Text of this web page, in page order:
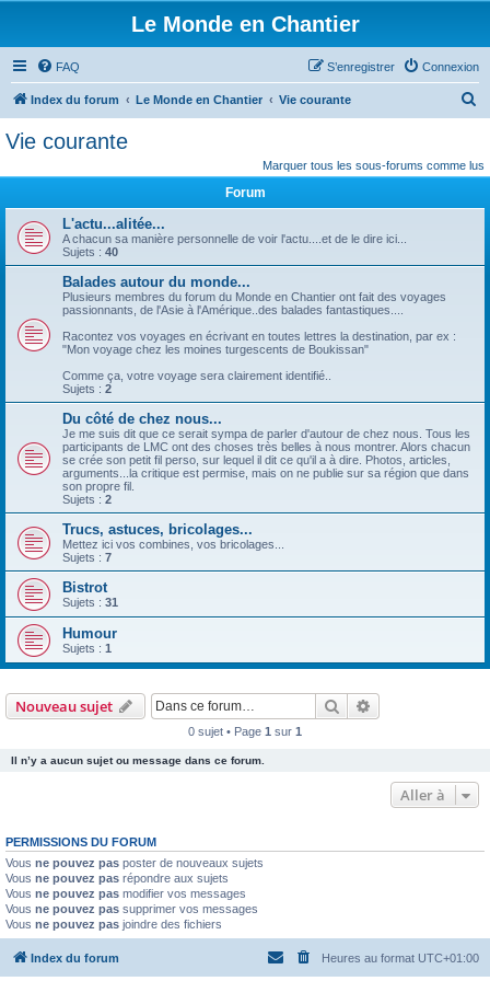
Le Monde en Chantier
FAQ Connexion
S’enregistrer
Index du forum Le Monde en Chantier Vie courante
h
Vie courante
Marquer tous les sous-forums comme lus
Forum
L'actu...alitée...
A chacun sa manière personnelle de voir l'actu....et de le dire ici...
Sujets : 40
Balades autour du monde...
Plusieurs membres du forum du Monde en Chantier ont fait des voyages
passionnants, de l'Asie à l'Amérique..des balades fantastiques....
Racontez vos voyages en écrivant en toutes lettres la destination, par ex :
"Mon voyage chez les moines turgescents de Boukissan"
Comme ça, votre voyage sera clairement identifié..
Sujets : 2
Du côté de chez nous...
Je me suis dit que ce serait sympa de parler d'autour de chez nous. Tous les
participants de LMC ont des choses très belles à nous montrer. Alors chacun
se crée son petit fil perso, sur lequel il dit ce qu'il a à dire. Photos, articles,
arguments...la critique est permise, mais on ne publie sur sa région que dans
son propre fil.
Sujets : 2
Trucs, astuces, bricolages...
Mettez ici vos combines, vos bricolages...
Sujets : 7
Bistrot
Sujets : 31
Humour
Sujets : 1
Nouveau sujet Rechercher
0 sujet • Page 1 sur 1
Il n’y a aucun sujet ou message dans ce forum.
Aller à
PERMISSIONS DU FORUM
Vous ne pouvez pas poster de nouveaux sujets
Vous ne pouvez pas répondre aux sujets
Vous ne pouvez pas modifier vos messages
Vous ne pouvez pas supprimer vos messages
Vous ne pouvez pas joindre des fichiers
Index du forum Heures au format UTC+01:00